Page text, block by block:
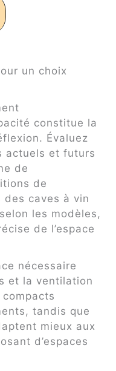
un choix
constitue la
Évaluez
actuels et futurs
de
de
des caves à vin
les modèles,
de l’espace
nécessaire
et la ventilation
tandis que
mieux aux
d’espaces